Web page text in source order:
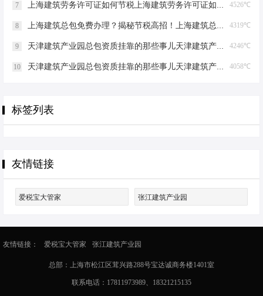
4526℃
7 上海建筑劳务许可证如何节税上海建筑劳务许可证如何节税
4319℃
8 上海建筑总包免费办理？揭秘节税高招！上海建筑总包免费办理吗？
4246℃
9 天津建筑产业园总包资质挂靠的那些事儿天津建筑产业园总包资质挂靠
4058℃
10 天津建筑产业园总包资质挂靠的那些事儿天津建筑产业园总包资质挂靠
标签列表
友情链接
爱税宝大管家 张江建筑产业园
友情链接： 爱税宝大管家 张江建筑产业园
总部：上海市松江区茸兴路288号宝达诚商务楼1401室
联系电话：17811973989、18321215135